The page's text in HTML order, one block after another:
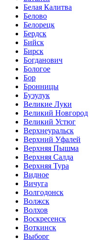
Белая Калитва
Белово
Белорецк
Бердск
Бийск
Бирск
Богданович
Бологое
Бор
Бронницы
Бузулук
Великие Луки
Великий Новгород
Великий Устюг
Верхнеуральск
Верхний Уфалей
Верхняя Пышма
Верхняя Салда
Верхняя Тура
Видное
Вичуга
Волгодонск
Волжск
Волхов
Воскресенск
Воткинск
Выборг